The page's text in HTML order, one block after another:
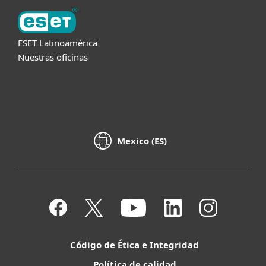
ESET Latinoamérica
Nuestras oficinas
Mexico (ES)
Código de Ética e Integridad